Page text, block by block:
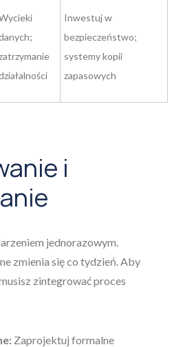
Inwestuj w
bezpieczeństwo;
systemy kopii
zapasowych
i
jednorazowym.
zmienia się co tydzień. Aby
zintegrować proces
Zaprojektuj formalne